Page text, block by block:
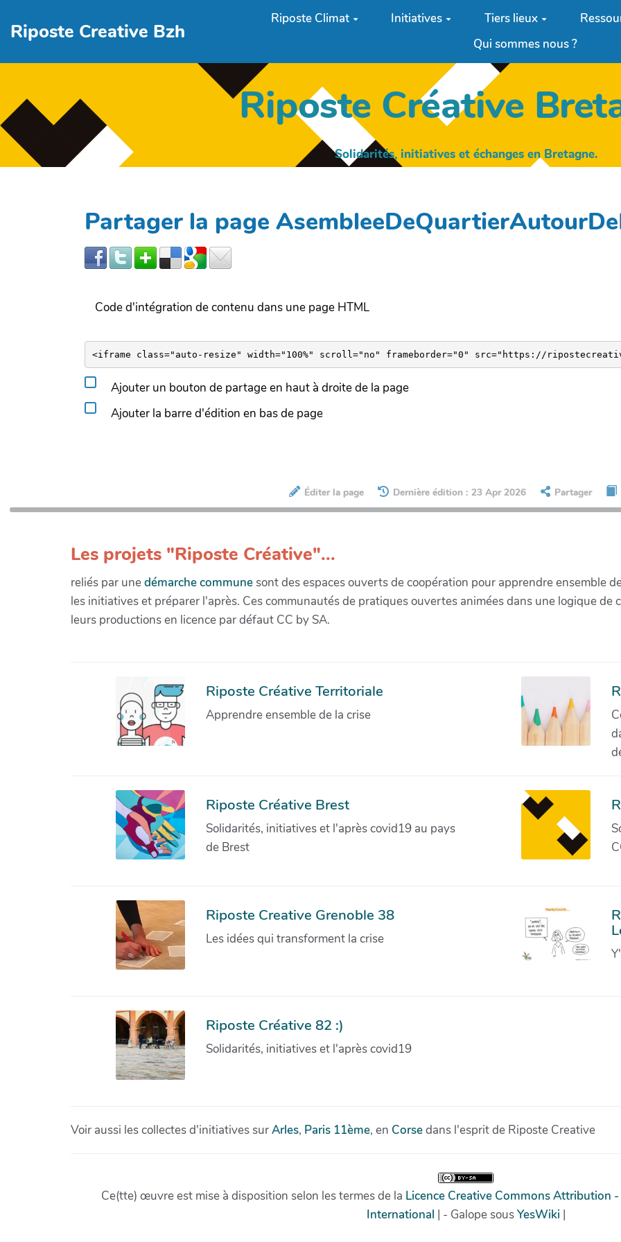
Riposte Creative Bzh
Riposte Climat Initiatives Tiers lieux
Qui sommes nous ?
Riposte Créative
Solidarités, initiatives et échanges en Bretagne.
Partager la page
Code d'intégration de contenu dans une page HTML
Ajouter un bouton de partage en haut à droite de la page
Ajouter la barre d'édition en bas de page
Éditer la page Dernière édition : 23 Apr 2026 Partager